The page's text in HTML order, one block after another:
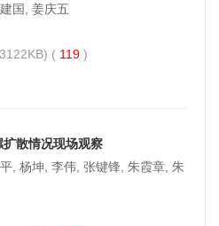
国, 姜庆五
( 119 )
散情况现场观察
, 杨坤, 李伟, 张键锋, 朱霞章, 朱